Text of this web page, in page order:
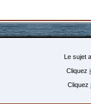
Le sujet
Cliquez
Cliquez